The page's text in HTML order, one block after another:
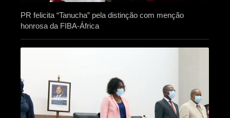
PR felicita “Tanucha” pela distinção com menção
honrosa da FIBA-África